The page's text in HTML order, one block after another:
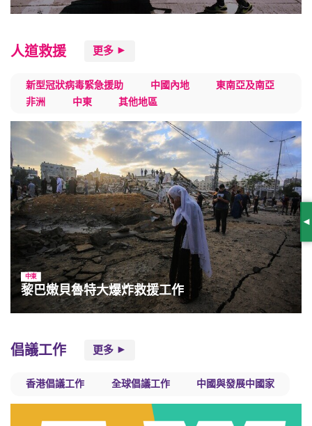
人道救援 更多
新型冠狀病毒緊急援助 中國內地
東南亞及南亞
非洲
中東 其他地區
中東
黎巴嫩貝魯特大爆炸救援工作
倡議工作 更多
香港倡議工作 全球倡議工作 中國與發展中國家